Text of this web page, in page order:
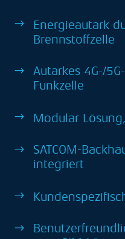
$
Energieautark
Brennstoffzelle
$
Autarkes 4G-/
Funkzelle
$ Modular
$
SATCOM-
integriert
$
$